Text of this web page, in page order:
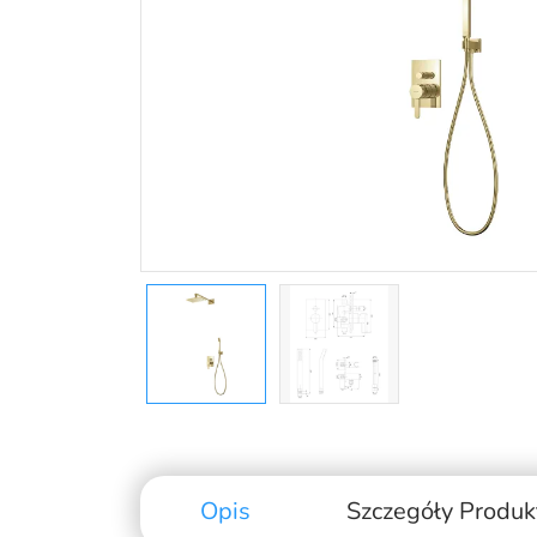
Opis Szczegóły